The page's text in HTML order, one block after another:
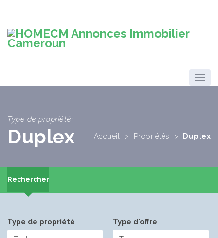
Type de propriété:
Duplex Accueil > Propriétés > Duplex
Rechercher
Type de propriété Type d'offre